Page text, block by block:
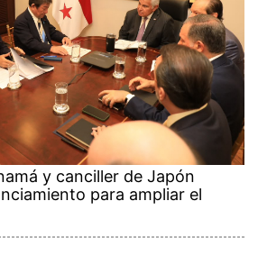
y canciller de Japón
para ampliar el